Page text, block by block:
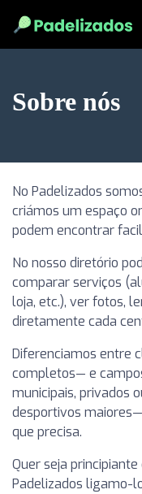
Sobre nós
No Padelizados
criámos um espaço
podem encontrar
No nosso diretório
comparar serviços
loja, etc.), ver fotos,
diretamente cada
Diferenciamos entre
completos— e
municipais, privados
desportivos
que precisa.
Quer seja
Padelizados ligamo-